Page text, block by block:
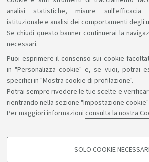
analisi statistiche, misure sull'efficacia
istituzionale e analisi dei comportamenti degli
Se chiudi questo banner continuerai la
necessari.
Puoi esprimere il consenso sui cookie
in "Personalizza cookie" e, se vuoi, potrai
specifici in "Mostra cookie di profilazione".
Potrai sempre rivedere le tue scelte e
rientrando nella sezione "Impostazione
Per maggiori informazioni consulta la nostra
SOLO COOKIE NECESSARI
Sosteniamo il diritto alla
Seguici su: